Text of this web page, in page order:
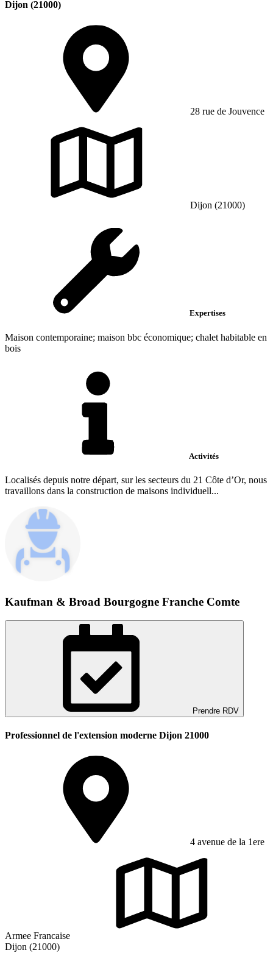
Dijon (21000)
28 rue de Jouvence
Dijon (21000)
Expertises
Maison contemporaine; maison bbc économique; chalet habitable en
bois
Activités
Localisés depuis notre départ, sur les secteurs du 21 Côte d’Or, nous
travaillons dans la construction de maisons individuell...
Kaufman & Broad Bourgogne Franche Comte
Prendre RDV
Professionnel de l'extension moderne Dijon 21000
4 avenue de la 1ere
Armee Francaise
Dijon (21000)